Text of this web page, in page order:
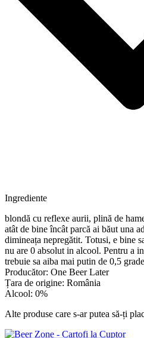
Ingrediente
blondă cu reflexe aurii, plină de
atât de bine încât parcă ai băut una
dimineața nepregătit. Totusi, e bine
nu are 0 absolut in alcool. Pentru a
trebuie sa aiba mai putin de 0,5 grade
Producător: One Beer Later
Țara de origine: România
Alcool: 0%
Alte produse care s-ar putea să-ți